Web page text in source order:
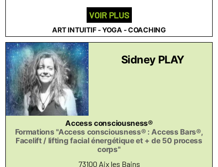
VOIR PLUS
ART INTUITIF - YOGA - COACHING
Sidney PLAY
Access consciousness®
Formations "Access consciousness® : Access Bars®,
Facelift / lifting facial énergétique et + de 50 process
corps"
73100 Aix les Bains